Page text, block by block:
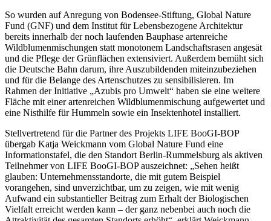
So wurden auf Anregung von Bodensee-Stiftung, Global Nature
Fund (GNF) und dem Institut für Lebensbezogene Architektur
bereits innerhalb der noch laufenden Bauphase artenreiche
Wildblumenmischungen statt monotonem Landschaftsrasen angesät
und die Pflege der Grünflächen extensiviert. Außerdem bemüht sich
die Deutsche Bahn darum, ihre Auszubildenden miteinzubeziehen
und für die Belange des Artenschutzes zu sensibilisieren. Im
Rahmen der Initiative „Azubis pro Umwelt“ haben sie eine weitere
Fläche mit einer artenreichen Wildblumenmischung aufgewertet und
eine Nisthilfe für Hummeln sowie ein Insektenhotel installiert.
Stellvertretend für die Partner des Projekts LIFE BooGI-BOP
übergab Katja Weickmann vom Global Nature Fund eine
Informationstafel, die den Standort Berlin-Rummelsburg als aktiven
Teilnehmer von LIFE BooGI-BOP auszeichnet: „Sehen heißt
glauben: Unternehmensstandorte, die mit gutem Beispiel
vorangehen, sind unverzichtbar, um zu zeigen, wie mit wenig
Aufwand ein substantieller Beitrag zum Erhalt der Biologischen
Vielfalt erreicht werden kann – der ganz nebenbei auch noch die